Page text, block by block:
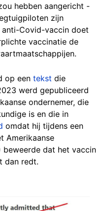
hebben aangericht -
zijn
Covid-vaccin doet
vaccinatie de
op een tekst die
werd gepubliceerd
ondernemer, die
is en die in
omdat hij tijdens een
Amerikaanse
beweerde dat het vaccin
dan redt.